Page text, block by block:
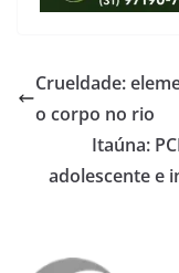
Crueldade:
o corpo no rio
Itaúna:
adolescente e